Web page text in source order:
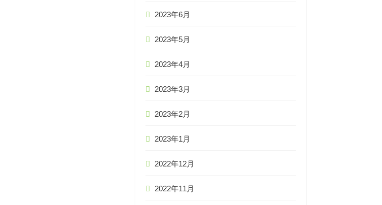
2023年6月
2023年5月
2023年4月
2023年3月
2023年2月
2023年1月
2022年12月
2022年11月